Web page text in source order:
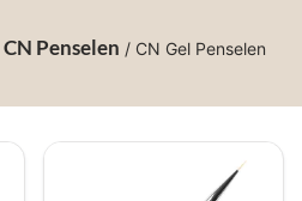
CN Penselen / CN Gel Penselen